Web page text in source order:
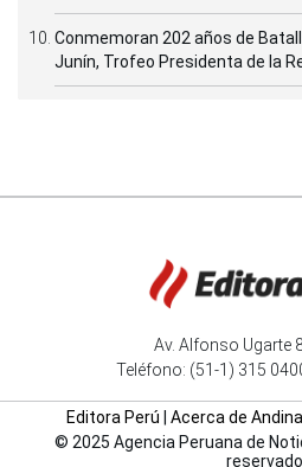
Conmemoran 202 años de
Junín, Trofeo Presidenta de la
Av. Alfonso Ugarte
Teléfono: (51-1) 315
Editora Perú Acerca de Andina
© 2025 Agencia Peruana de